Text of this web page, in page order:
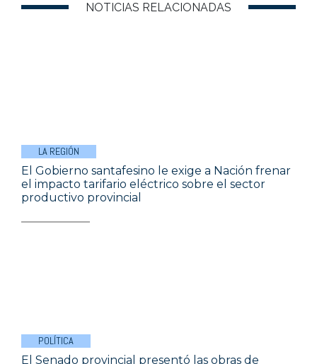
NOTICIAS RELACIONADAS
LA REGIÓN
El Gobierno santafesino le exige a Nación frenar
el impacto tarifario eléctrico sobre el sector
productivo provincial
POLÍTICA
El Senado provincial presentó las obras de